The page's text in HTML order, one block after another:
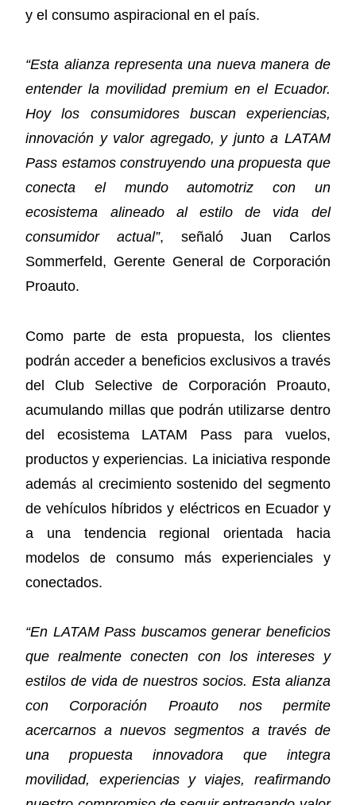
y el consumo aspiracional en el país.
“Esta alianza representa una nueva manera de
entender la movilidad premium en el Ecuador.
Hoy los consumidores buscan experiencias,
innovación y valor agregado, y junto a LATAM
Pass estamos construyendo una propuesta que
conecta el mundo automotriz con un
ecosistema alineado al estilo de vida del
consumidor actual”, señaló Juan Carlos
Sommerfeld, Gerente General de Corporación
Proauto.
Como parte de esta propuesta, los clientes
podrán acceder a beneficios exclusivos a través
del Club Selective de Corporación Proauto,
acumulando millas que podrán utilizarse dentro
del ecosistema LATAM Pass para vuelos,
productos y experiencias. La iniciativa responde
además al crecimiento sostenido del segmento
de vehículos híbridos y eléctricos en Ecuador y
a una tendencia regional orientada hacia
modelos de consumo más experienciales y
conectados.
“En LATAM Pass buscamos generar beneficios
que realmente conecten con los intereses y
estilos de vida de nuestros socios. Esta alianza
con Corporación Proauto nos permite
acercarnos a nuevos segmentos a través de
una propuesta innovadora que integra
movilidad, experiencias y viajes, reafirmando